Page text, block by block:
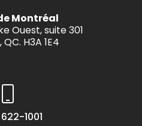
Montréal
Ouest, suite 301
H3A 1E4
1001